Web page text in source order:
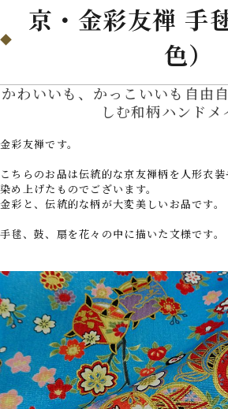
京・金彩友禅 手
色）
かわいいも、かっこいいも自由
しむ和柄ハンドメ
金彩友禅です。
こちらのお品は伝統的な京友禅柄を人形衣
染め上げたものでございます。
金彩と、伝統的な柄が大変美しいお品です。
手毬、鼓、扇を花々の中に描いた文様です。